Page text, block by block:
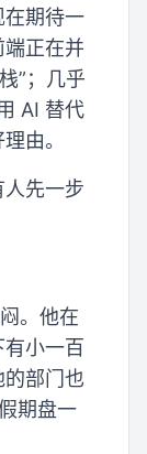
在期待一
正在并
”；几乎
AI 替代
由。
先一步
。他在
小一百
部门也
期盘一